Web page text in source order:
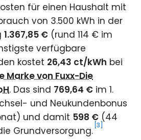
für einen Haushalt mit
von 3.500 kWh in der
1.367,85 € (rund 114 € im
verfügbare
kostet 26,43 ct/kWh bei
Marke von Fuxx-Die
. Das sind 769,64 € im 1.
und Neukundenbonus
und damit 598 € (44
Grundversorgung. [3]